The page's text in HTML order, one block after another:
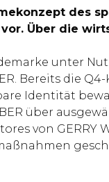
des
Über die
unter
Bereits die
Identität
über
von